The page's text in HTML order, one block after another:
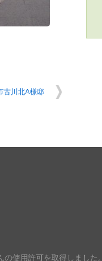
古川北A様邸
使用許可を取得しました。